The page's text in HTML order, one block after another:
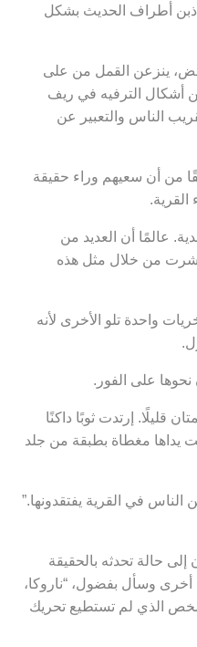
أطراف الحديث بشكل
ينزعن القمل من على
أشكال الترفيه في ريف
الناس والتعبير عن
من أن سعيهم وراء حقيقة
عالمًا أن العديد من
من خلال مثل هذه
واحدة تلو الأخرى لأنه
على الفور.
قليلًا. إرتدت ثوبًا داكنًا
يداها مغطاة بطبقة من جلد
الناس في القرية يفتقدونها.”
حالة تحدثه بالحقيقة
أخرى وسأل بفضول، “ناروكا،
الذي لم تستطيع تحريك